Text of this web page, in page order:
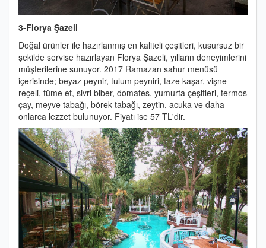
3-Florya Şazeli
Doğal ürünler ile hazırlanmış en kaliteli çeşitleri, kusursuz bir
şekilde servise hazırlayan Florya Şazeli, yılların deneyimlerini
müşterilerine sunuyor. 2017 Ramazan sahur menüsü
içerisinde; beyaz peynir, tulum peyniri, taze kaşar, vişne
reçeli, füme et, sivri biber, domates, yumurta çeşitleri, termos
çay, meyve tabağı, börek tabağı, zeytin, acuka ve daha
onlarca lezzet bulunuyor. Fiyatı ise 57 TL'dir.